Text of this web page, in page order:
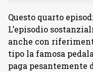
Questo quarto
L’episodio
anche con
tipo la famosa
paga pesantemente